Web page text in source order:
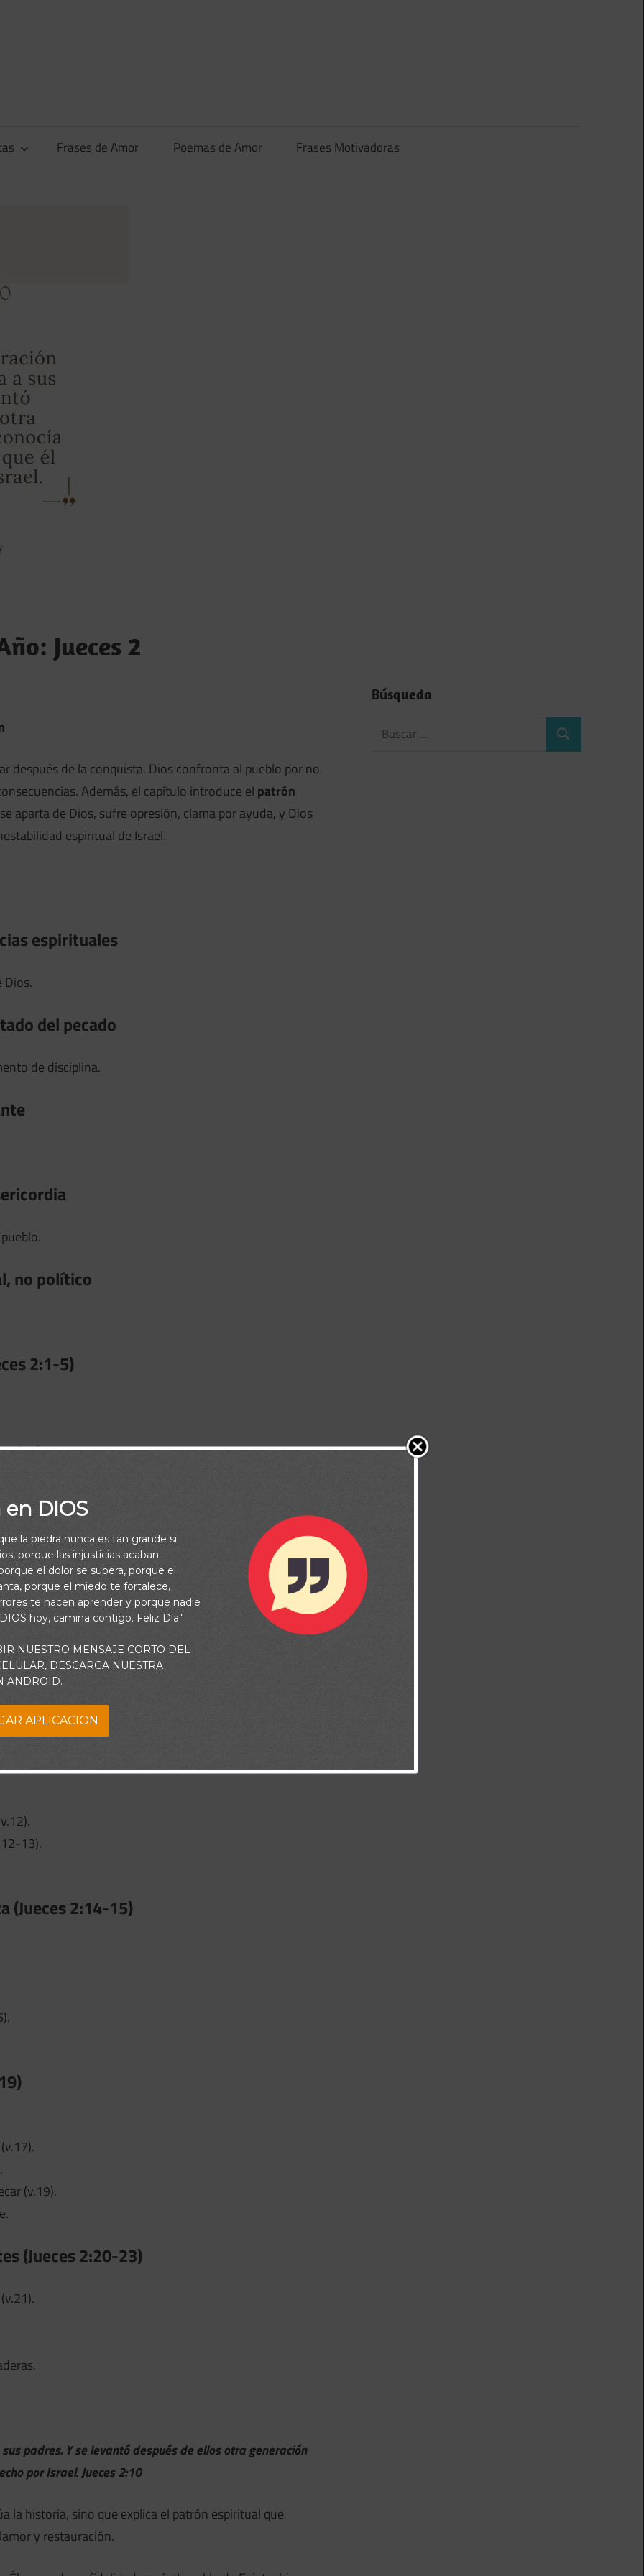
Frases de Amor Poemas de Amor Frases Motivadoras
Jueces 2
después de la conquista. Dios confronta al pueblo por no
Además, el capítulo introduce el patrón
aparta de Dios, sufre opresión, clama por ayuda, y Dios
espiritual de Israel.
espirituales
Dios.
del pecado
de disciplina.
no político
2:1-5)
(v.2).
(v.3).
(Jueces 2:6-10)
fieles (v.7).
a Dios (v.10).
13)
13).
(Jueces 2:14-15)
(v.19).
(Jueces 2:20-23)
padres. Y se levantó después de ellos otra generación
por Israel. Jueces 2:10
la historia, sino que explica el patrón espiritual que
y restauración.
Búsqueda
DIOS
la piedra nunca es tan grande si
porque las injusticias acaban
el dolor se supera, porque el
porque el miedo te fortalece,
te hacen aprender y porque nadie
hoy, camina contigo. Feliz Día."
NUESTRO MENSAJE CORTO DEL
DESCARGA NUESTRA
ANDROID.
APLICACION